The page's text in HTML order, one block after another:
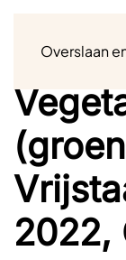
Overslaan
2022,